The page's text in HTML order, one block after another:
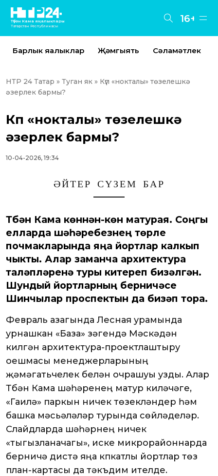
Түбән Кама яңалыклары
Татарстан Республикасы
16+
Барлык яңалыклар Җәмгыять Сәламәтлек
НТР 24 Татар » Туган як » Күп «нокталы» төзелешкә
әзерлек бармы?
Күп «нокталы» төзелешкә
әзерлек бармы?
10-04-2026, 19:34
ӘЙТЕР СҮЗЕМ БАР
Түбән Кама көннән-көн матурая. Соңгы
елларда шәһәребезнең төрле
почмакларында яңа йортлар калкып
чыкты. Алар заманча архитектура
таләпләренә туры китереп бизәлгән.
Шундый йортларның берничәсе
Шинчылар проспектын да бизәп тора.
Февраль азагында Лесная урамында
урнашкан «База» үзәгендә Мәскәүдән
килгән архитектура-проектлаштыру
оешмасы менеджерларының
җәмәгатьчелек белән очрашуы узды. Алар
Түбән Кама шәһәренең матур киләчәге,
«Гаилә» паркын ничек төзекләндерү һәм
башка мәсьәләләр турында сөйләделәр.
Слайдларда шәһәрнең ничек
«тыгызланачагы», иске микрорайоннарда
берничә дистә яңа күпкатлы йортлар төзү
план-картасы да тәкъдим ителде.